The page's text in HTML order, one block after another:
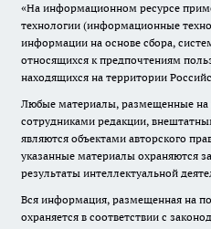
«На информационном ресурсе
технологии (информационные
информации на основе сбора,
относящихся к предпочтениям
находящихся на территории
Любые материалы, размещенные на
сотрудниками редакции,
являются объектами авторского
указанные материалы охраняются
результаты интеллектуальной
Вся информация, размещенная на
охраняется в соответствии с